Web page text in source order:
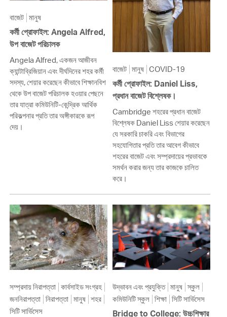
বাজেট মানুষ
কর্মী প্রোফাইল: Angela Alfred,
উপ বাজেট পরিচালক
Angela Alfred, একজন আজীবন
ক্যান্টাব্রিজিয়ান এবং দীর্ঘদিনের শহর কর্মী
সদস্য, শেয়ার করেছেন কীভাবে শিক্ষানবিশ
থেকে উপ বাজেট পরিচালক হওয়ার পেছনে
তার যাত্রা কমিউনিটি-কেন্দ্রিক আর্থিক
পরিকল্পনার প্রতি তার অঙ্গীকারকে রূপ
দেয়।
বাজেট মানুষ COVID-19
কর্মী প্রোফাইল: Daniel Liss,
প্রধান বাজেট বিশ্লেষক।
Cambridge শহরের প্রধান বাজেট
বিশ্লেষক Daniel Liss শেয়ার করেছেন
যে সরকারি চাকরি এবং বিভাগের
সহযোগিতার প্রতি তার আবেগ কীভাবে
শহরের বাজেট এবং সম্প্রদায়ের প্রভাবকে
সমর্থন করার জন্য তার কাজকে চালিত
করে।
সম্প্রদায় নিরাপত্তা কার্বসাইড সংগ্রহ
জননিরাপত্তা নিরাপত্তা মানুষ শহর
সিটি সার্ভিসেস
উদ্ভাবন এবং প্রযুক্তি মানুষ স্কুল
কমিউনিটি স্কুল শিক্ষা সিটি সার্ভিসেস
Bridge to College: উচ্চশিক্ষার